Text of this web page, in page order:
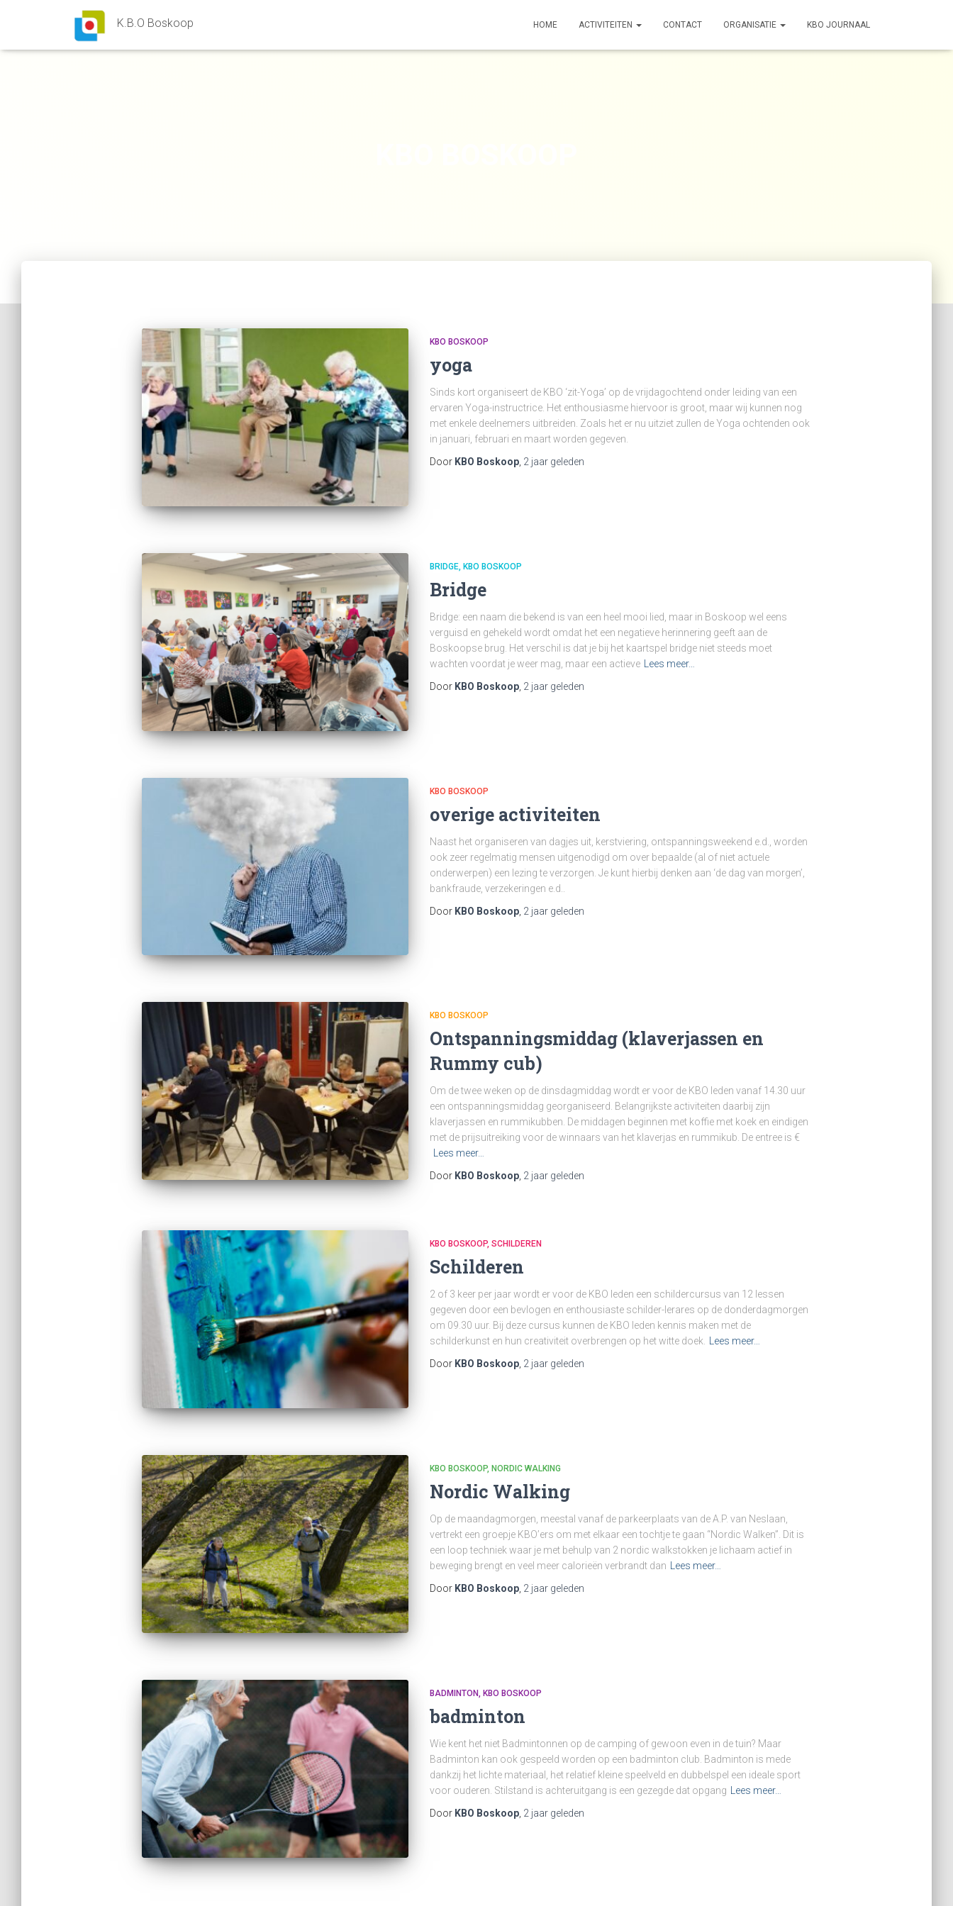
K.B.O Boskoop HOME ACTIVITEITEN CONTACT ORGANISATIE KBO JOURNAAL
KBO BOSKOOP
yoga
Sinds kort organiseert de KBO ‘zit-Yoga’ op de vrijdagochtend onder leiding van een
ervaren Yoga-instructrice. Het enthousiasme hiervoor is groot, maar wij kunnen nog
met enkele deelnemers uitbreiden. Zoals het er nu uitziet zullen de Yoga ochtenden ook
in januari, februari en maart worden gegeven.
Door KBO Boskoop, 2 jaargeleden
BRIDGE KBO BOSKOOP
Bridge
Bridge: een naam die bekend is van een heel mooi lied, maar in Boskoop wel eens
verguisd en gehekeld wordt omdat het een negatieve herinnering geeft aan de
Boskoopse brug. Het verschil is dat je bij het kaartspel bridge niet steeds moet
wachten voordat je weer mag, maar een actieve
Lees meer…
Door KBO Boskoop, 2 jaargeleden
KBO BOSKOOP
overige activiteiten
Naast het organiseren van dagjes uit, kerstviering, ontspanningsweekend e.d., worden
ook zeer regelmatig mensen uitgenodigd om over bepaalde (al of niet actuele
onderwerpen) een lezing te verzorgen. Je kunt hierbij denken aan ‘de dag van morgen’,
bankfraude, verzekeringen e.d..
Door KBO Boskoop, 2 jaargeleden
KBO BOSKOOP
Ontspanningsmiddag (klaverjassen en
Rummy cub)
Om de twee weken op de dinsdagmiddag wordt er voor de KBO leden vanaf 14.30 uur
een ontspanningsmiddag georganiseerd. Belangrijkste activiteiten daarbij zijn
klaverjassen en rummikubben. De middagen beginnen met koffie met koek en eindigen
met de prijsuitreiking voor de winnaars van het klaverjas en rummikub. De entree is €
Lees meer…
Door KBO Boskoop, 2 jaargeleden
KBO BOSKOOP SCHILDEREN
Schilderen
2 of 3 keer per jaar wordt er voor de KBO leden een schildercursus van 12 lessen
gegeven door een bevlogen en enthousiaste schilder-lerares op de donderdagmorgen
om 09.30 uur. Bij deze cursus kunnen de KBO leden kennis maken met de
schilderkunst en hun creativiteit overbrengen op het witte doek. Lees meer…
Door KBO Boskoop, 2 jaargeleden
KBO BOSKOOP NORDIC WALKING
Nordic Walking
Op de maandagmorgen, meestal vanaf de parkeerplaats van de A.P. van Neslaan,
vertrekt een groepje KBO’ers om met elkaar een tochtje te gaan “Nordic Walken”. Dit is
een loop techniek waar je met behulp van 2 nordic walkstokken je lichaam actief in
beweging brengt en veel meer calorieën verbrandt dan Lees meer…
Door KBO Boskoop, 2 jaargeleden
BADMINTON KBO BOSKOOP
badminton
Wie kent het niet Badmintonnen op de camping of gewoon even in de tuin? Maar
Badminton kan ook gespeeld worden op een badminton club. Badminton is mede
dankzij het lichte materiaal, het relatief kleine speelveld en dubbelspel een ideale sport
voor ouderen. Stilstand is achteruitgang is een gezegde dat opgang
Lees meer…
Door KBO Boskoop, 2 jaargeleden